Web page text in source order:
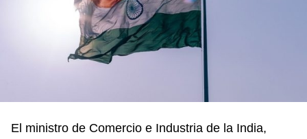
El ministro de Comercio e Industria de la India,